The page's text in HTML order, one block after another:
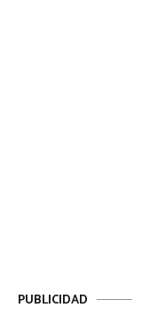
PUBLICIDAD